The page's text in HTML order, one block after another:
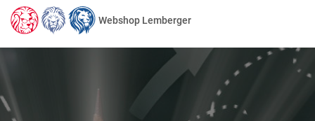
Webshop Lemberger